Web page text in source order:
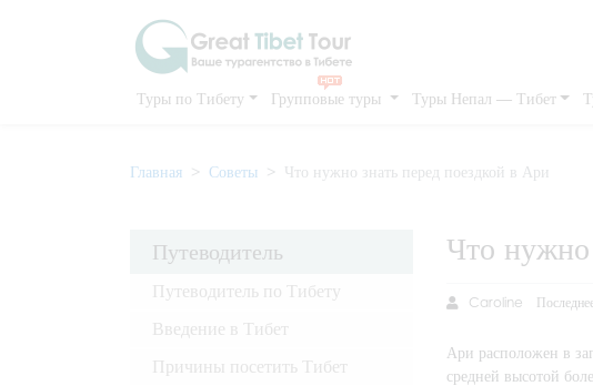
Туры по Тибету Групповые туры Туры Непал — Тибет
Главная Советы Что нужно знать перед поездкой в Ари
Путеводитель
Путеводитель по Тибету
Введение в Тибет
Причины посетить Тибет
Что нужно
Caroline
Ари расположен в
средней высотой